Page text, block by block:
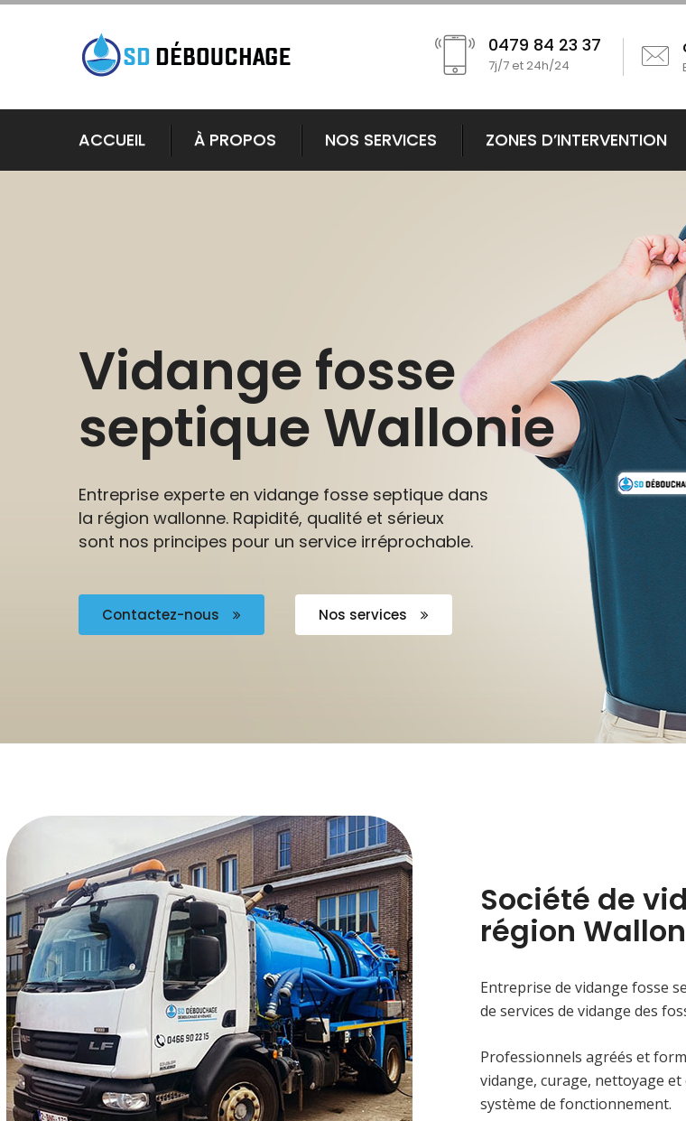
0479 84 23 37
7j/7 et 24h/24
ACCUEIL À PROPOS NOS SERVICES ZONES D’INTERVENTION
Vidange fosse
septique Wallonie
Entreprise experte en vidange fosse septique dans
la région wallonne. Rapidité, qualité et sérieux
sont nos principes pour un service irréprochable.
Contactez-nous Nos services
Société de
région
Entreprise de vidange fosse
de services de vidange des
Professionnels agréés et
vidange, curage, nettoyage
système de fonctionnement.